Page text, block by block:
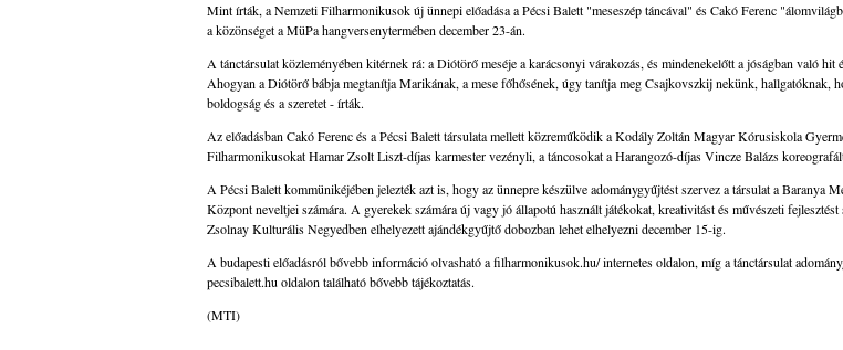
Mint írták, a Nemzeti Filharmonikusok új ünnepi előadása a Pécsi Balett "meseszép táncával" és Cakó Ferenc
a közönséget a MüPa hangversenytermében december 23-án.
A tánctársulat közleményében kitérnek rá: a Diótörő meséje a karácsonyi várakozás, és mindenekelőtt a jóságban való hit
Ahogyan a Diótörő bábja megtanítja Marikának, a mese főhősének, úgy tanítja meg Csajkovszkij nekünk, hallgatóknak,
boldogság és a szeretet - írták.
Az előadásban Cakó Ferenc és a Pécsi Balett társulata mellett közreműködik a Kodály Zoltán Magyar Kórusiskola
Filharmonikusokat Hamar Zsolt Liszt-díjas karmester vezényli, a táncosokat a Harangozó-díjas Vincze Balázs
A Pécsi Balett kommünikéjében jelezték azt is, hogy az ünnepre készülve adománygyűjtést szervez a társulat a Baranya
Központ neveltjei számára. A gyerekek számára új vagy jó állapotú használt játékokat, kreativitást és művészeti fejlesztést
Zsolnay Kulturális Negyedben elhelyezett ajándékgyűjtő dobozban lehet elhelyezni december 15-ig.
A budapesti előadásról bővebb információ olvasható a filharmonikusok.hu/ internetes oldalon, míg a tánctársulat
pecsibalett.hu oldalon található bővebb tájékoztatás.
(MTI)